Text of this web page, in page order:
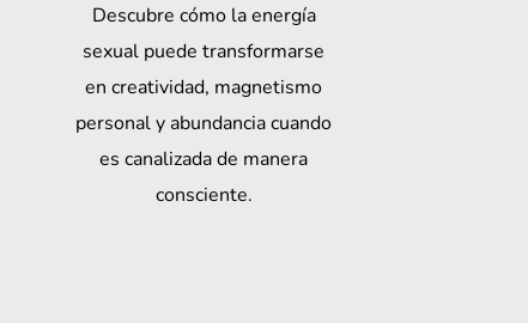
Descubre cómo la energía
sexual puede transformarse
en creatividad, magnetismo
personal y abundancia cuando
es canalizada de manera
consciente.